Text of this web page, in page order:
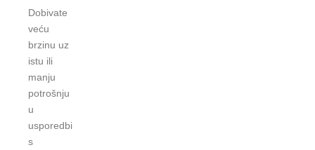
Dobivate
veću
brzinu uz
istu ili
manju
potrošnju
u
usporedbi
s